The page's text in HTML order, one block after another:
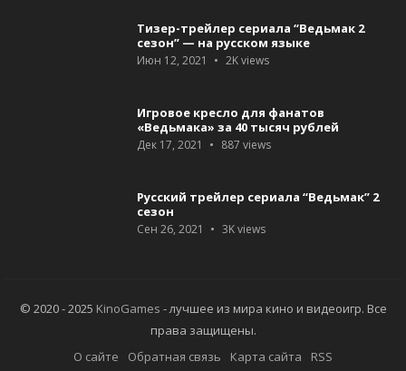
Тизер-трейлер сериала “Ведьмак 2
сезон” — на русском языке
Июн 12, 2021 2Kviews
Игровое кресло для фанатов
«Ведьмака» за 40 тысяч рублей
Дек 17, 2021 887 views
Русский трейлер сериала “Ведьмак” 2
сезон
Сен 26, 2021 3Kviews
© 2020 - 2025 KinoGames - лучшее из мира кино и видеоигр. Все
права защищены.
О сайте
Обратная связь Карта сайта RSS